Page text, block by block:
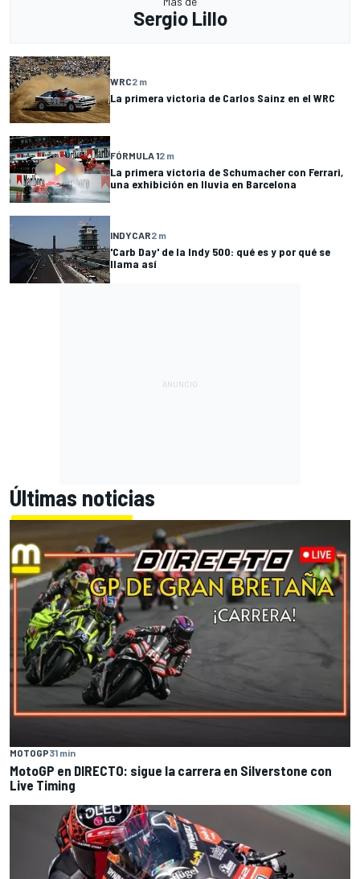
Sergio Lillo
WRC2 m
La primera victoria de Carlos Sainz en el WRC
FÓRMULA 12 m
La primera victoria de Schumacher con Ferrari,
una exhibición en lluvia en Barcelona
INDYCAR2 m
'Carb Day' de la Indy 500: qué es y por qué se
llama así
Últimas noticias
MOTOGP31 min
MotoGP en DIRECTO: sigue la carrera en Silverstone con
Live Timing